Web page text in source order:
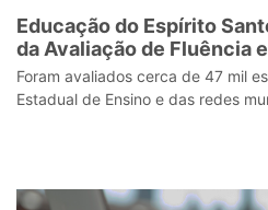
Educação do Espírito
da Avaliação de Fluência
Foram avaliados cerca de 47 mil
Estadual de Ensino e das redes